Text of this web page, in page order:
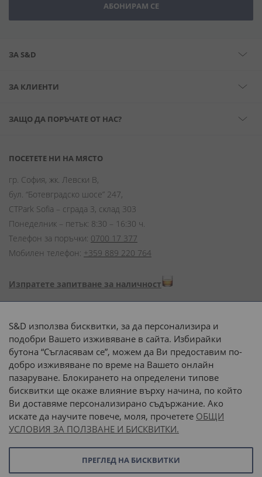
АБОНИРАМ СЕ
ЗА S&D
ЗА КЛИЕНТИ
ЗАЩО ДА ПОРЪЧАТЕ ОТ НАС?
ПОСЕТЕТЕ НИ НА МЯСТО
гр. София, жк. Левски В,
бул. “Ботевградско шосе” 247,
CTPark Sofia – сграда 3, склад 303
Понеделник – петък: 8:30 – 16:30 ч.
Телефон за поръчки: 0700 17 377
Мобилен телефон: +359 889 220 764
Изпратете запитване за наличност
Начини на плащане:
Доставка до адрес с:
или
наш транспорт
S&D използва бисквитки, за да персонализира и
подобри Вашето изживяване в сайта. Избирайки
бутона “Съгласявам се”, можем да Ви предоставим по-
добро изживяване по време на Вашето онлайн
пазаруване. Блокирането на определени типове
бисквитки ще окаже влияние върху начина, по който
Ви доставяме персонализирано съдържание. Ако
искате да научите повече, моля, прочетете ОБЩИ
УСЛОВИЯ ЗА ПОЛЗВАНЕ И БИСКВИТКИ.
ПРЕГЛЕД НА БИСКВИТКИ